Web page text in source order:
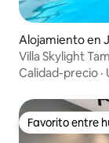
Alojamiento en
Villa Skylight
Calidad-precio ·
Favorito entre
Favorito entre